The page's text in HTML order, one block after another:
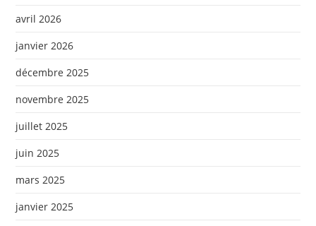
avril 2026
janvier 2026
décembre 2025
novembre 2025
juillet 2025
juin 2025
mars 2025
janvier 2025